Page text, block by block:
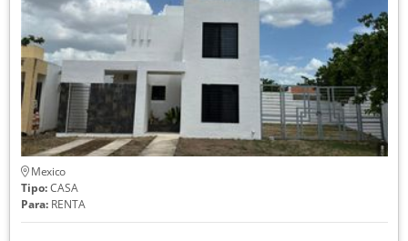
Mexico
Tipo:CASA
Para:RENTA